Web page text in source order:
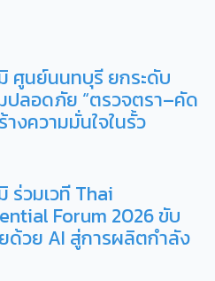
ศูนย์นนทบุรี ยกระดับ
ปลอดภัย “ตรวจตรา–คัด
งความมั่นใจในรั้ว
วมเวที Thai
Forum 2026 ขับ
ด้วย AI สู่การผลิตกำลัง